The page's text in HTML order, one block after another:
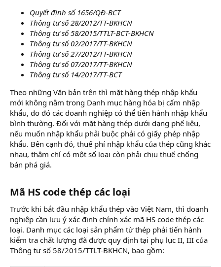
Quyết định số 1656/QĐ-BCT
Thông tư số 28/2012/TT-BKHCN
Thông tư số 58/2015/TTLT-BCT-BKHCN
Thông tư số 02/2017/TT-BKHCN
Thông tư số 27/2012/TT-BKHCN
Thông tư số 07/2017/TT-BKHCN
Thông tư số 14/2017/TT-BCT
Theo những Văn bản trên thì mặt hàng thép nhập khẩu
mới không nằm trong Danh mục hàng hóa bị cấm nhập
khẩu, do đó các doanh nghiệp có thể tiến hành nhập khẩu
bình thường. Đối với mặt hàng thép dưới dạng phế liệu,
nếu muốn nhập khẩu phải buộc phải có giấy phép nhập
khẩu. Bên cạnh đó, thuế phí nhập khẩu của thép cũng khác
nhau, thậm chí có một số loại còn phải chịu thuế chống
bán phá giá.
Mã HS code thép các loại
Trước khi bắt đầu nhập khẩu thép vào Việt Nam, thì doanh
nghiệp cần lưu ý xác định chính xác mã HS code thép các
loại. Danh mục các loại sản phẩm từ thép phải tiến hành
kiểm tra chất lượng đã được quy định tại phụ lục II, III của
Thông tư số 58/2015/TTLT-BKHCN, bao gồm: